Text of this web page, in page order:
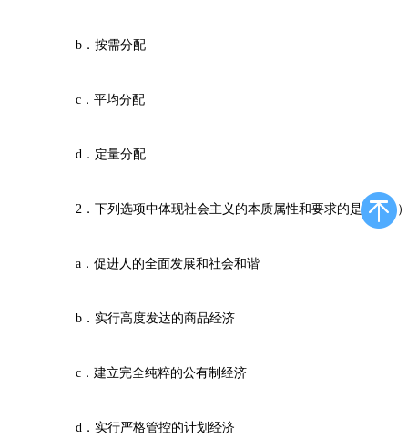
b．按需分配
c．平均分配
d．定量分配
2．下列选项中体现社会主义的本质属性和要求的是（
a．促进人的全面发展和社会和谐
b．实行高度发达的商品经济
c．建立完全纯粹的公有制经济
d．实行严格管控的计划经济